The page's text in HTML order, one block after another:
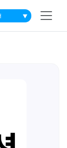
▼